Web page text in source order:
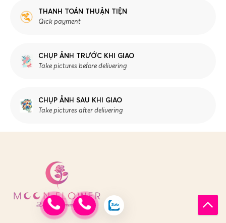
THANH TOÁN THUẬN TIỆN
Qick payment
CHỤP ẢNH TRƯỚC KHI GIAO
Take pictures before delivering
CHỤP ẢNH SAU KHI GIAO
Take pictures after delivering